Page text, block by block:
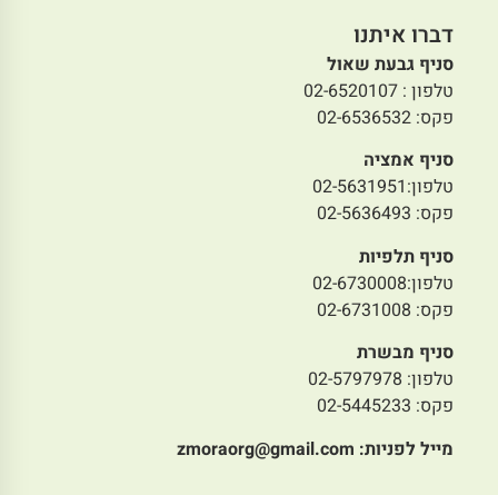
דברו איתנו
סניף גבעת שאול
טלפון : 02-6520107
פקס: 02-6536532
סניף אמציה
טלפון:02-5631951
פקס: 02-5636493
סניף תלפיות
טלפון:02-6730008
פקס: 02-6731008
סניף מבשרת
טלפון: 02-5797978
פקס: 02-5445233
מייל לפניות: zmoraorg@gmail.com